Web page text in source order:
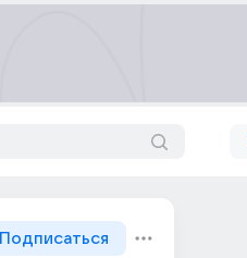
Подписаться